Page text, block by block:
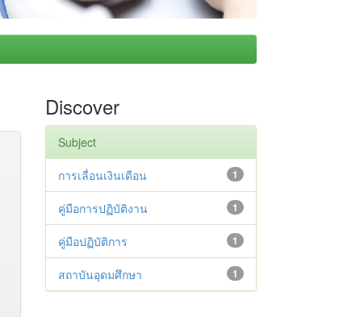
Discover
Subject
1
การเลื่อนเงินเดือน
1
คู่มือการปฏิบัติงาน
1
คู่มือปฏิบัติการ
1
สถาบันอุดมศึกษา